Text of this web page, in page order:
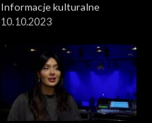
Informacje kulturalne
10.10.2023